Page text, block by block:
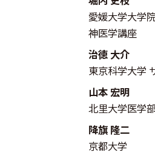
愛媛大学大学
神医学講座
治徳 大介
東京科学大学
山本 宏明
北里大学医学
降旗 隆二
京都大学